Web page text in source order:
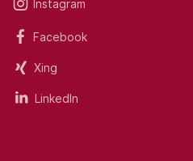
Instagram
Facebook
Xing
LinkedIn